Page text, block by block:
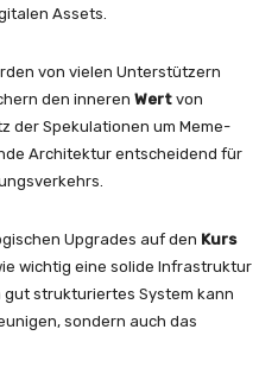
Assets.
von vielen Unterstützern
den inneren Wert von
der Spekulationen um Meme-
Architektur entscheidend für
Upgrades auf den Kurs
wichtig eine solide Infrastruktur
gut strukturiertes System kann
sondern auch das